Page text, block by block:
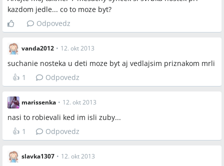
kazdom jedle... co to moze byt?
Odpovedz
vanda2012 • 12. okt 2013
suchanie nosteka u deti moze byt aj vedlajsim priznakom mrli
👍 1 Odpovedz
marissenka • 12. okt 2013
nasi to robievali ked im isli zuby...
👍 1 Odpovedz
slavka1307 • 12. okt 2013